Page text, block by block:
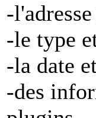
-
-le type
-la date
-des